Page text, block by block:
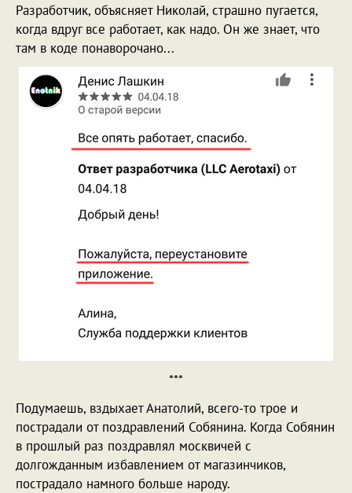
Разработчик, объясняет Николай, страшно пугается,
когда вдруг все работает, как надо. Он же знает, что
там в коде понаворочано...
***
Подумаешь, вздыхает Анатолий, всего-то трое и
пострадали от поздравлений Собянина. Когда Собянин
в прошлый раз поздравлял москвичей с
долгожданным избавлением от магазинчиков,
пострадало намного больше народу.